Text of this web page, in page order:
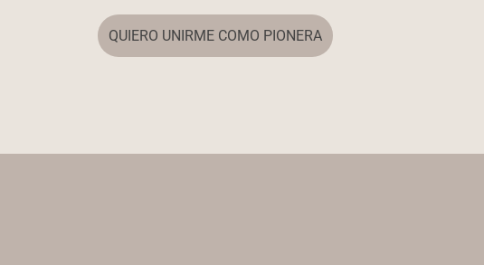
QUIERO UNIRME COMO PIONERA